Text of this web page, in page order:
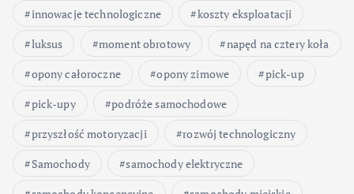
w
p
i
s
ó
innowacje technologiczne
koszty eksploatacji
luksus
moment obrotowy
napęd na cztery koła
opony całoroczne
opony zimowe
pick-up
pick-upy
podróże samochodowe
przyszłość motoryzacji
rozwój technologiczny
Samochody
samochody elektryczne